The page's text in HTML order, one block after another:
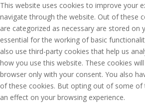
This website uses cookies to improve your
navigate through the website. Out of these
are categorized as necessary are stored on
essential for the working of basic
also use third-party cookies that help us
how you use this website. These cookies
browser only with your consent. You also
of these cookies. But opting out of some of
an effect on your browsing experience.